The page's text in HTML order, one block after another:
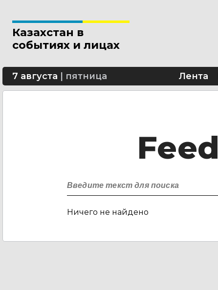
Казахстан в
событиях и лицах
7 августа пятница Лента
Feed
Ничего не найдено